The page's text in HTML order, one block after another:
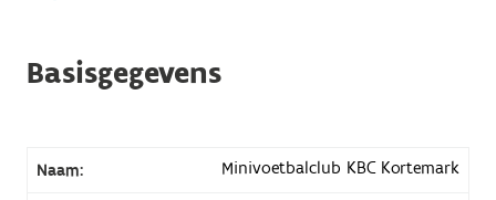
Basisgegevens
Naam: Minivoetbalclub KBC Kortemark